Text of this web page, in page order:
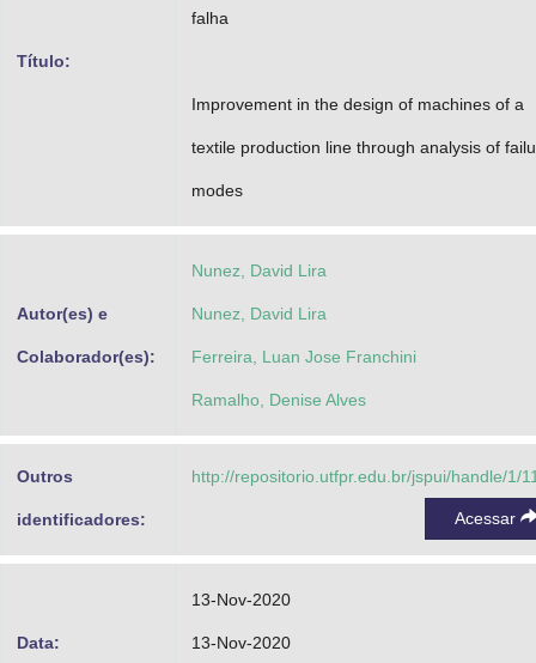
Título:
falha
Improvement in the design of machines of a
textile production line through analysis of
modes
Autor(es) e
Colaborador(es):
Nunez, David Lira
Nunez, David Lira
Ferreira, Luan Jose Franchini
Ramalho, Denise Alves
Outros
identificadores:
http://repositorio.utfpr.edu.br/jspui/handle/1/
Acessar
Data:
13-Nov-2020
13-Nov-2020